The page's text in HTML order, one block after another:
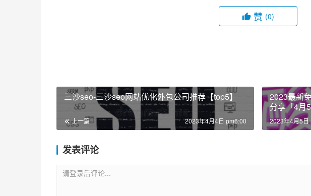
赞 (0)
三沙seo-三沙seo网站优化外包公司推荐【top5】
上一篇 2023年4月4日 pm6:00
2023最新
分享「4月
2023年4月5日
发表评论
请登录后评论...